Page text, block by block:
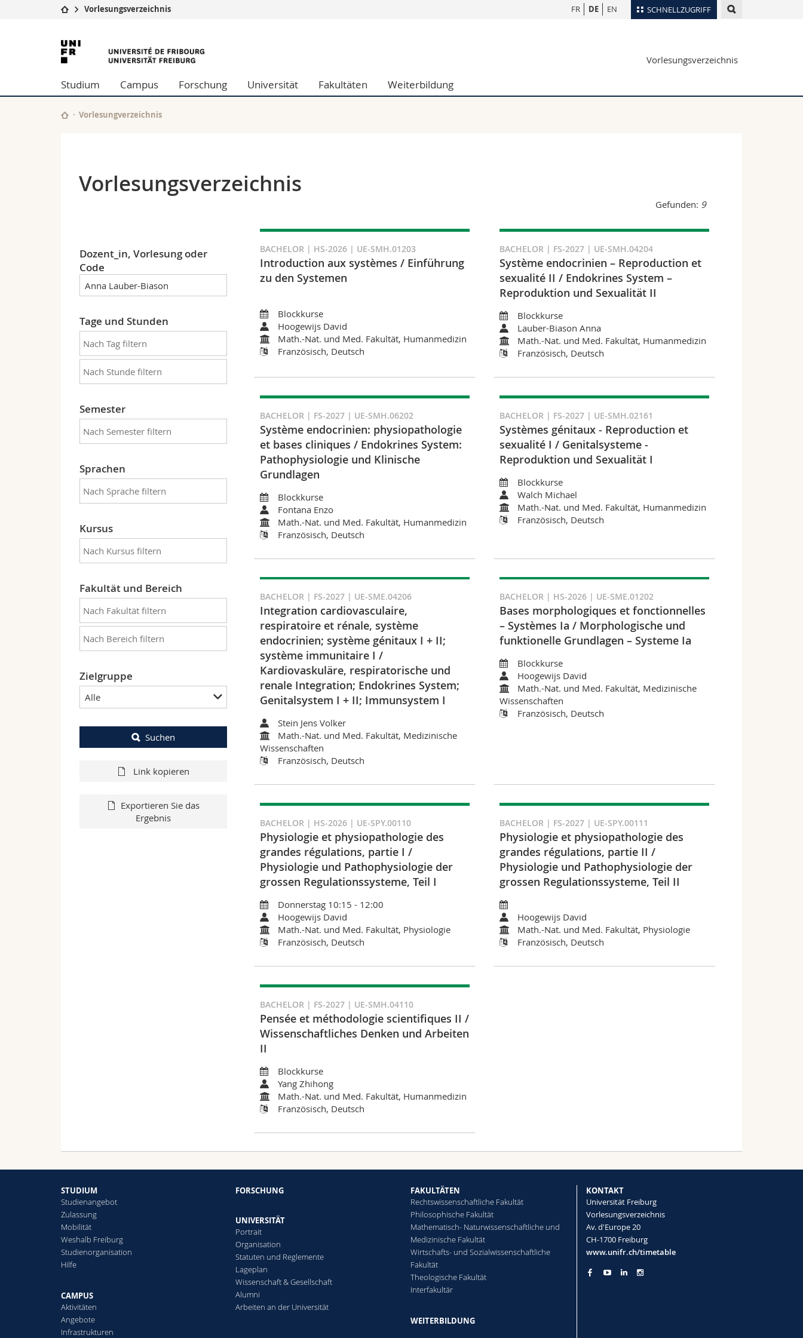
SCHNELLZUGRIFF
Universität
Studium
Forschung
Universität
Weiterbildung
Wirtschafts- und Sozialwissenschaftliche Fak.
Philosophische Fak.
Forschende
Ortsplan
Webmail
FR DE EN
Vorlesungsverzeichnis
Universität
Freiburg
Vorlesungsverzeichnis
Studium Campus Forschung Universität Fakultäten Weiterbildung
Vorlesungverzeichnis
Vorlesungsverzeichnis
Gefunden: 9
Dozent_in, Vorlesung oder
Code
Tage und Stunden
Semester
Sprachen
Kursus
Fakultät und Bereich
Zielgruppe
Alle
Suchen
Link kopieren
Exportieren Sie das
Ergebnis
BACHELOR | HS-2026 | UE-SMH.01203
Introduction aux systèmes / Einführung
zu den Systemen
Blockkurse
Hoogewijs David
Math.-Nat. und Med. Fakultät, Humanmedizin
Französisch, Deutsch
BACHELOR | FS-2027 | UE-SMH.04204
Système endocrinien – Reproduction et
sexualité II / Endokrines System –
Reproduktion und Sexualität II
Blockkurse
Lauber-Biason Anna
Math.-Nat. und Med. Fakultät, Humanmedizin
Französisch, Deutsch
BACHELOR | FS-2027 | UE-SMH.06202
Système endocrinien: physiopathologie
et bases cliniques / Endokrines System:
Pathophysiologie und Klinische
Grundlagen
Blockkurse
Fontana Enzo
Math.-Nat. und Med. Fakultät, Humanmedizin
Französisch, Deutsch
BACHELOR | FS-2027 | UE-SMH.02161
Systèmes génitaux - Reproduction et
sexualité I / Genitalsysteme -
Reproduktion und Sexualität I
Blockkurse
Walch Michael
Math.-Nat. und Med. Fakultät, Humanmedizin
Französisch, Deutsch
BACHELOR | FS-2027 | UE-SME.04206
Integration cardiovasculaire,
respiratoire et rénale, système
endocrinien; système génitaux I + II;
système immunitaire I /
Kardiovaskuläre, respiratorische und
renale Integration; Endokrines System;
Genitalsystem I + II; Immunsystem I
Stein Jens Volker
Math.-Nat. und Med. Fakultät, Medizinische
Wissenschaften
Französisch, Deutsch
BACHELOR | HS-2026 | UE-SME.01202
Bases morphologiques et fonctionnelles
– Systèmes Ia / Morphologische und
funktionelle Grundlagen – Systeme Ia
Blockkurse
Hoogewijs David
Math.-Nat. und Med. Fakultät, Medizinische
Wissenschaften
Französisch, Deutsch
BACHELOR | HS-2026 | UE-SPY.00110
Physiologie et physiopathologie des
grandes régulations, partie I /
Physiologie und Pathophysiologie der
grossen Regulationssysteme, Teil I
Donnerstag 10:15 - 12:00
Hoogewijs David
Math.-Nat. und Med. Fakultät, Physiologie
Französisch, Deutsch
BACHELOR | FS-2027 | UE-SPY.00111
Physiologie et physiopathologie des
grandes régulations, partie II /
Physiologie und Pathophysiologie der
grossen Regulationssysteme, Teil II
Hoogewijs David
Math.-Nat. und Med. Fakultät, Physiologie
Französisch, Deutsch
BACHELOR | FS-2027 | UE-SMH.04110
Pensée et méthodologie scientifiques II /
Wissenschaftliches Denken und Arbeiten
II
Blockkurse
Yang Zhihong
Math.-Nat. und Med. Fakultät, Humanmedizin
Französisch, Deutsch
STUDIUM
Studienangebot
Zulassung
Mobilität
Weshalb Freiburg
Studienorganisation
Hilfe
CAMPUS
Aktivitäten
Angebote
Infrastrukturen
FORSCHUNG
UNIVERSITÄT
Portrait
Organisation
Statuten und Reglemente
Lageplan
Wissenschaft & Gesellschaft
Alumni
Arbeiten an der Universität
FAKULTÄTEN
Rechtswissenschaftliche Fakultät
Philosophische Fakultät
Mathematisch- Naturwissenschaftliche und
Medizinische Fakultät
Wirtschafts- und Sozialwissenschaftliche
Fakultät
Theologische Fakultät
Interfakultär
WEITERBILDUNG
KONTAKT
Universität Freiburg
Vorlesungsverzeichnis
Av. d'Europe 20
CH-1700 Freiburg
www.unifr.ch/timetable